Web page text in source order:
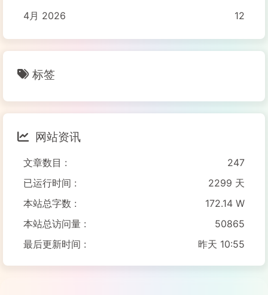
4月 2026
12
标签
网站资讯
文章数目 :
247
已运行时间 :
2299 天
本站总字数 :
172.14 W
本站总访问量 :
50865
最后更新时间 :
昨天 10:55